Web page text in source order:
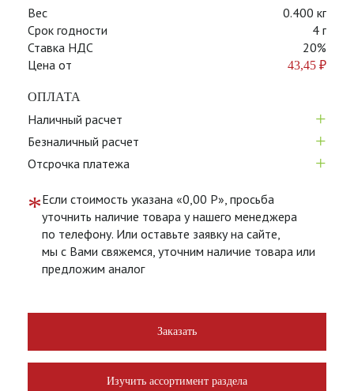
Вес
0.400 кг
Срок годности
4 г
Ставка НДС
20%
Цена от
43,45 ₽
ОПЛАТА
Наличный расчет +
Безналичный расчет +
Отсрочка платежа +
*Если стоимость указана «0,00 Р», просьба
уточнить наличие товара у нашего менеджера
по телефону. Или оставьте заявку на сайте,
мы с Вами свяжемся, уточним наличие товара или
предложим аналог
Заказать
Изучить ассортимент раздела